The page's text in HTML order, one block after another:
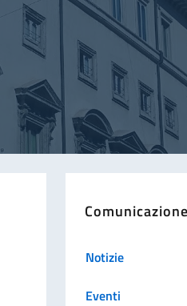
Comunicazione
Notizie
Eventi